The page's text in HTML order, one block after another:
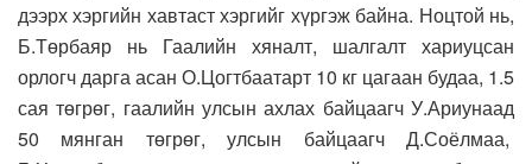
дээрх хэргийн хавтаст хэргийг хүргэж байна. Ноцтой нь,
Б.Төрбаяр нь Гаалийн хяналт, шалгалт хариуцсан
орлогч дарга асан О.Цогтбаатарт 10 кг цагаан будаа, 1.5
сая төгрөг, гаалийн улсын ахлах байцаагч У.Ариунаад
50 мянган төгрөг, улсын байцаагч Д.Соёлмаа,